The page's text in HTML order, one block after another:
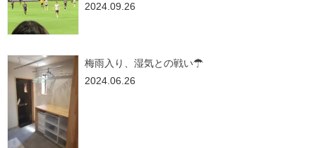
2024.09.26
梅雨入り、湿気との戦い☂
2024.06.26